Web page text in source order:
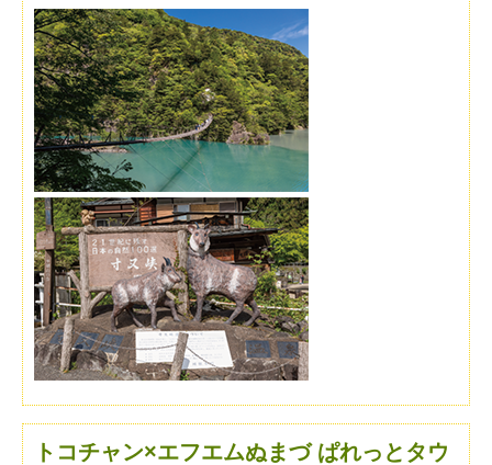
トコチャン×エフエムぬまづ ぱれっとタウ